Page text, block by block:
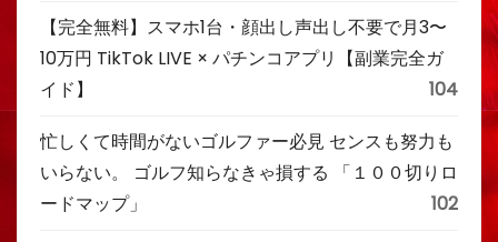
【完全無料】スマホ1台・顔出し声出し不要で月3〜
10万円 TikTok LIVE × パチンコアプリ【副業完全ガ
イド】
104
忙しくて時間がないゴルファー必見 センスも努力も
いらない。 ゴルフ知らなきゃ損する 「１００切りロ
ードマップ」
102